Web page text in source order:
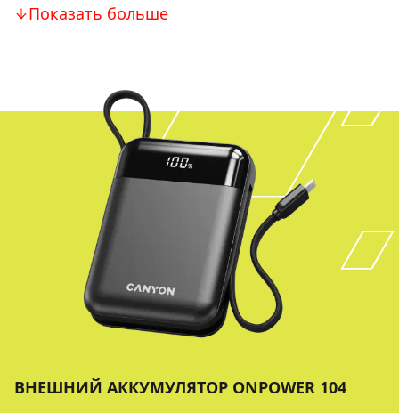
Показать больше
ВНЕШНИЙ АККУМУЛЯТОР ONPOWER 104